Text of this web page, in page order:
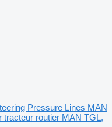
Pressure Lines MAN
tracteur routier MAN TGL,